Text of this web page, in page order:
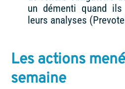
un démenti quand
leurs analyses
Les actions
semaine